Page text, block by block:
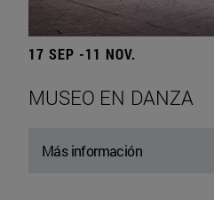
17 SEP -11 NOV.
MUSEO EN DANZA
Más información